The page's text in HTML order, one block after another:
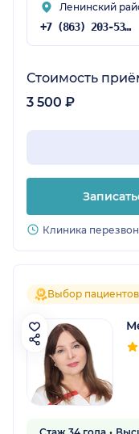
Ленинский
+7 (863) 203-53-57
Стоимость
3 500 ₽
Клиника
Выбор